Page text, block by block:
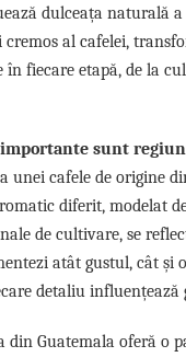
dulceața naturală
cremos al cafelei,
în fiecare etapă, de la
importante sunt
unei cafele de origine
diferit, modelat
de cultivare, se
atât gustul, cât și
detaliu influențează
din Guatemala oferă o